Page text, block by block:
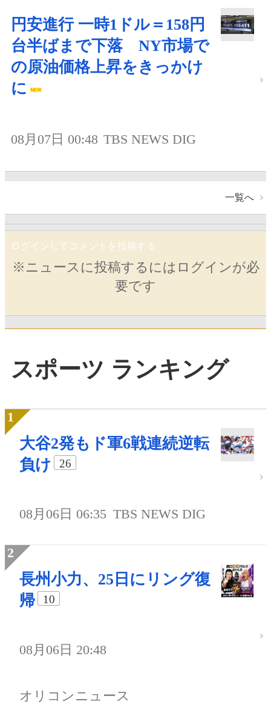
円安進行 一時1ドル＝158円
台半ばまで下落 NY市場で
の原油価格上昇をきっかけ
に
08月07日 00:48 TBS NEWS DIG
一覧へ
ログインしてコメントを投稿する
※ニュースに投稿するにはログインが必
要です
スポーツ ランキング
大谷2発もド軍6戦連続逆転
負け
26
08月06日 06:35 TBS NEWS DIG
長州小力、25日にリング復
帰
10
08月06日 20:48
オリコンニュース